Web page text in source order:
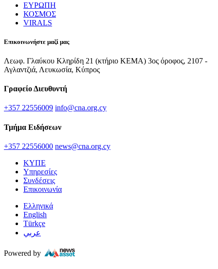
ΕΥΡΩΠΗ
ΚΟΣΜΟΣ
VIRALS
Επικοινωνήστε μαζί μας
Λεωφ. Γλαύκου Κληρίδη 21 (κτήριο ΚΕΜΑ) 3ος όροφος, 2107 -
Αγλαντζιά, Λευκωσία, Κύπρος
Γραφείο Διευθυντή
+357 22556009 info@cna.org.cy
Τμήμα Ειδήσεων
+357 22556000 news@cna.org.cy
ΚΥΠΕ
Υπηρεσίες
Συνδέσεις
Επικοινωνία
Ελληνικά
English
Türkçe
عربي
Powered by